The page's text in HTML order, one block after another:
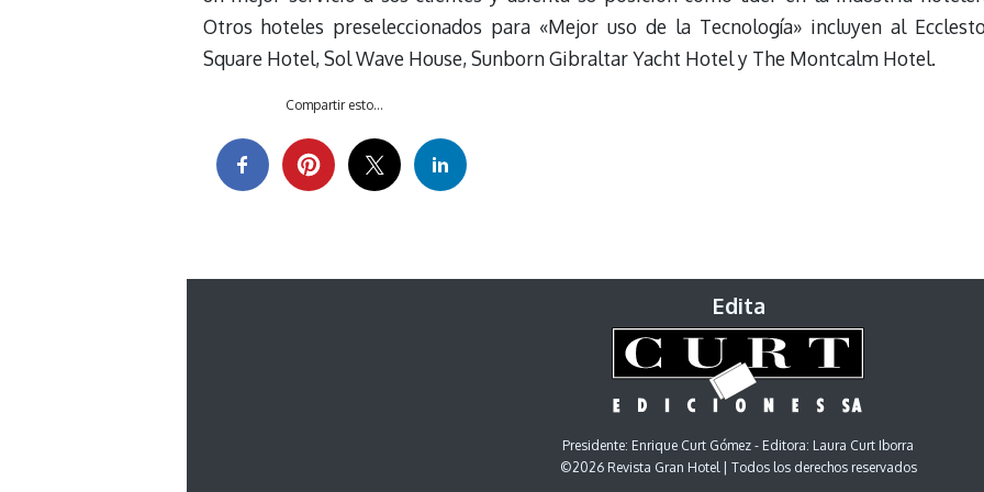
Otros hoteles preseleccionados para «Mejor uso de la Tecnología» incluyen al
Square Hotel, Sol Wave House, Sunborn Gibraltar Yacht Hotel y The Montcalm Hotel.
Compartir esto...
Edita
Presidente: Enrique Curt Gómez - Editora: Laura Curt Iborra
©2026 Revista Gran Hotel | Todos los derechos reservados